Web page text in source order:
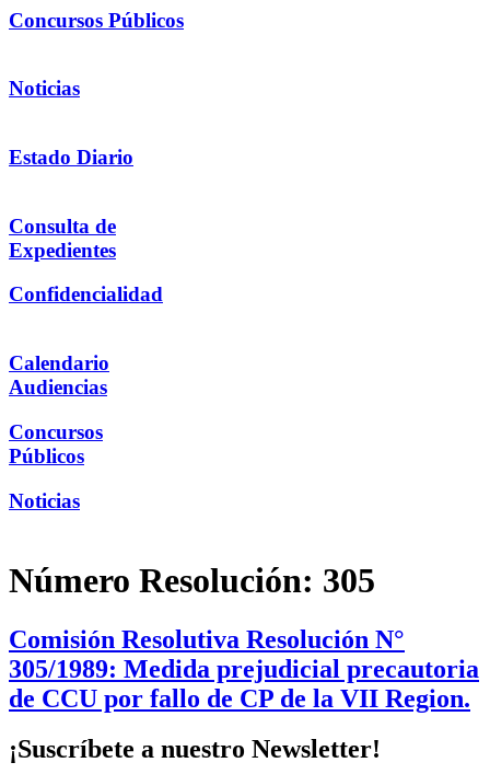
Concursos Públicos
Noticias
Estado Diario
Consulta de
Expedientes
Confidencialidad
Calendario
Audiencias
Concursos
Públicos
Noticias
Número Resolución: 305
Comisión Resolutiva Resolución N°
305/1989: Medida prejudicial precautoria
de CCU por fallo de CP de la VII Region.
¡Suscríbete a nuestro Newsletter!